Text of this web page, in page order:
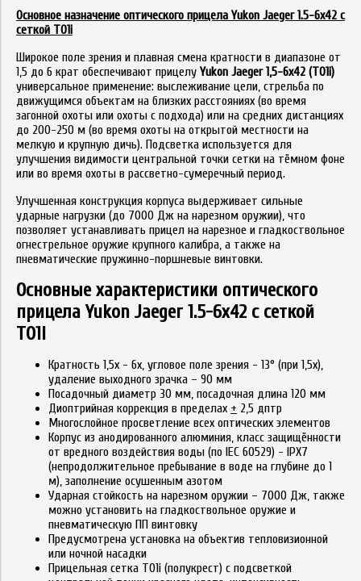
Основное назначение оптического прицела Yukon Jaeger 1.5-6x42 с
сеткой T01i
Широкое поле зрения и плавная смена кратности в диапазоне от
1,5 до 6 крат обеспечивают прицелу Yukon Jaeger 1,5-6х42 (T01i)
универсальное применение: выслеживание цели, стрельба по
движущимся объектам на близких расстояниях (во время
загонной охоты или охоты с подхода) или на средних дистанциях
до 200-250 м (во время охоты на открытой местности на
мелкую и крупную дичь). Подсветка используется для
улучшения видимости центральной точки сетки на тёмном фоне
или во время охоты в рассветно-сумеречный период.
Улучшенная конструкция корпуса выдерживает сильные
ударные нагрузки (до 7000 Дж на нарезном оружии), что
позволяет устанавливать прицел на нарезное и гладкоствольное
огнестрельное оружие крупного калибра, а также на
пневматические пружинно-поршневые винтовки.
Основные характеристики оптического
прицела Yukon Jaeger 1.5-6x42 с сеткой
T01i
Кратность 1,5х - 6х, угловое поле зрения - 13° (при 1,5х),
удаление выходного зрачка – 90 мм
Посадочный диаметр 30 мм, посадочная длина 120 мм
Диоптрийная коррекция в пределах + 2,5 дптр
Многослойное просветление всех оптических элементов
Корпус из анодированного алюминия, класс защищённости
от вредного воздействия воды (по IEC 60529) - IPX7
(непродолжительное пребывание в воде на глубине до 1
м), заполнение осушенным азотом
Ударная стойкость на нарезном оружии – 7000 Дж, также
можно установить на гладкоствольное оружие и
пневматическую ПП винтовку
Предусмотрена установка на объектив тепловизионной
или ночной насадки
Прицельная сетка T01i (полукрест) с подсветкой